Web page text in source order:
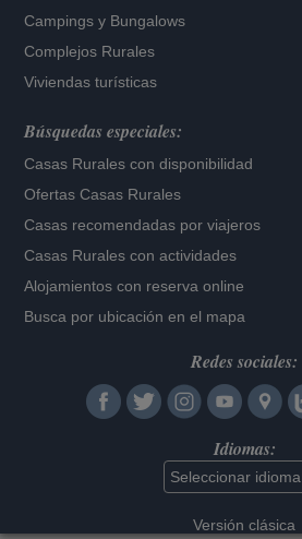
Campings y Bungalows
Complejos Rurales
Viviendas turísticas
Búsquedas especiales:
Casas Rurales con disponibilidad
Ofertas Casas Rurales
Casas recomendadas por viajeros
Casas Rurales con actividades
Alojamientos con reserva online
Busca por ubicación en el mapa
Redes sociales:
Idiomas:
Versión clásica